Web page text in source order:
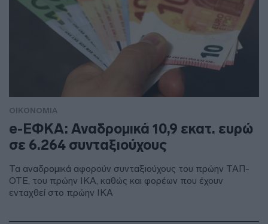
ΟΙΚΟΝΟΜΙΑ
e-ΕΦΚΑ: Αναδρομικά 10,9 εκατ. ευρώ
σε 6.264 συνταξιούχους
Τα αναδρομικά αφορούν συνταξιούχους του πρώην ΤΑΠ-
ΟΤΕ, του πρώην ΙΚΑ, καθώς και φορέων που έχουν
ενταχθεί στο πρώην ΙΚΑ